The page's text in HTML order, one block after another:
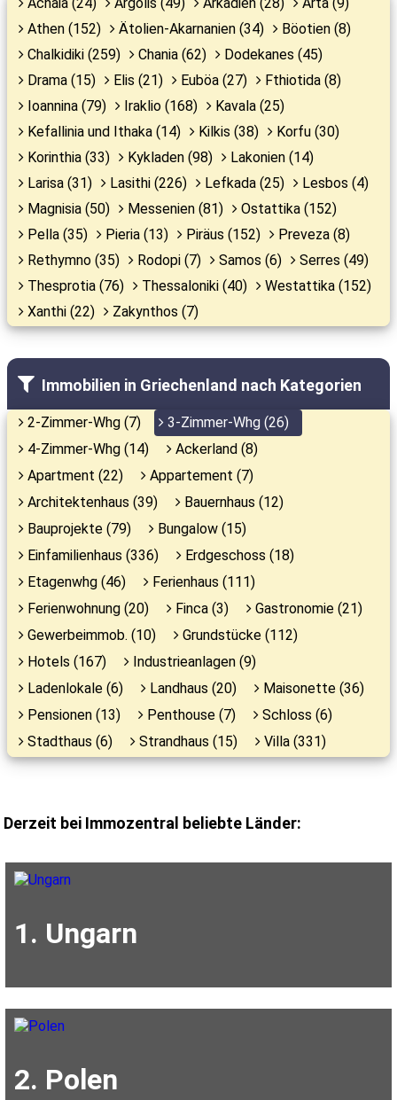
Athen (152)
Ätolien-Akarnanien (34)
Böotien (8)
Chalkidiki (259)
Chania (62)
Dodekanes (45)
Drama (15)
Elis (21) Euböa (27)
Fthiotida (8)
Ioannina (79)
Iraklio (168)
Kavala (25)
Kefallinia und Ithaka (14)
Kilkis (38)
Korfu (30)
Korinthia (33)
Kykladen (98)
Lakonien (14)
Larisa (31)
Lasithi (226) Lefkada (25)
Lesbos (4)
Magnisia (50)
Messenien (81)
Ostattika (152)
Pella (35)
Pieria (13) Piräus (152)
Preveza (8)
Rethymno (35)
Rodopi (7) Samos (6)
Serres (49)
Thesprotia (76)
Thessaloniki (40)
Westattika (152)
Xanthi (22)
Zakynthos (7)
Immobilien in Griechenland nach Kategorien
2-Zimmer-Whg (7)
3-Zimmer-Whg (26)
4-Zimmer-Whg (14)
Ackerland (8)
Apartment (22)
Appartement (7)
Architektenhaus (39)
Bauernhaus (12)
Bauprojekte (79)
Bungalow (15)
Einfamilienhaus (336)
Erdgeschoss (18)
Etagenwhg (46)
Ferienhaus (111)
Ferienwohnung (20)
Finca (3)
Gastronomie (21)
Gewerbeimmob. (10)
Grundstücke (112)
Hotels (167)
Industrieanlagen (9)
Ladenlokale (6)
Landhaus (20)
Maisonette (36)
Pensionen (13)
Penthouse (7)
Schloss (6)
Stadthaus (6)
Strandhaus (15) Villa (331)
Derzeit bei Immozentral beliebte Länder:
1. Ungarn
2. Polen